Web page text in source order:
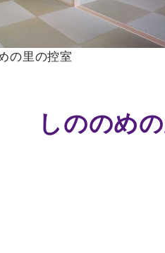
の里の控室
しののめ